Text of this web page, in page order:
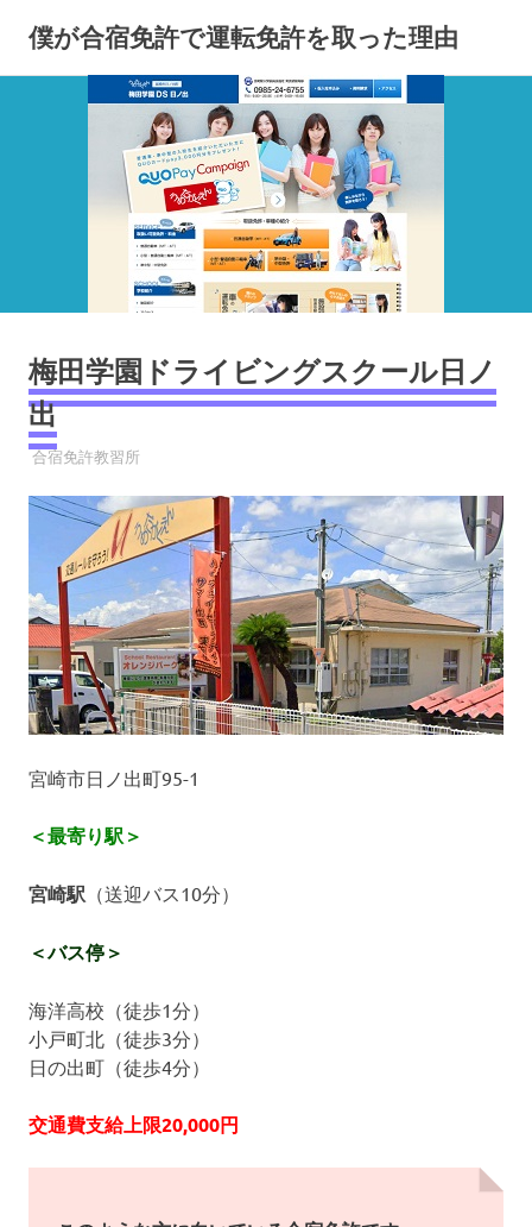
テ
僕が合宿免許で運転免許を取った理由
梅田学園ドライビングスクール日ノ
出
2023年3月27日
YYYPRO
合宿免許教習所
宮崎市日ノ出町95-1
＜最寄り駅＞
宮崎駅 （送迎バス10分）
＜バス停＞
海洋高校（徒歩1分）
小戸町北（徒歩3分）
日の出町（徒歩4分）
交通費支給上限20,000円